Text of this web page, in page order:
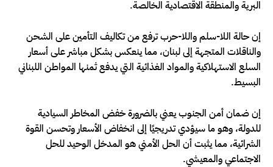
البرية والمنطقة الاقتصادية الخالصة.
إن حالة اللا-سلم واللا-حرب ترفع من تكاليف التأمين على الشحن
والناقلات المتجهة إلى لبنان، مما ينعكس بشكل مباشر على أسعار
السلع الاستهلاكية والمواد الغذائية التي يدفع ثمنها المواطن اللبناني
البسيط.
إن ضمان أمن الجنوب يعني بالضرورة خفض المخاطر السيادية
للدولة، وهو ما سيؤدي تدريجيًا إلى انخفاض الأسعار وتحسن القوة
الشرائية، مما يثبت أن الحل الأمني هو المدخل الوحيد للحل
الاجتماعي والمعيشي.